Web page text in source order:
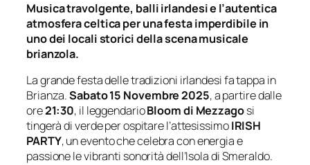
Musica travolgente, balli irlandesi e l’autentica
atmosfera celtica per una festa imperdibile in
uno dei locali storici della scena musicale
brianzola.
La grande festa delle tradizioni irlandesi fa tappa in
Brianza.Sabato 15 Novembre 2025, a partire dalle
ore21:30, il leggendarioBloom di Mezzagosi
tingerà di verde per ospitare l’attesissimoIRISH
PARTY, un evento che celebra con energia e
passione le vibranti sonorità dell’Isola di Smeraldo.